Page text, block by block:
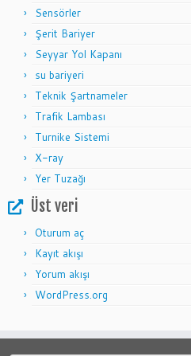
Sensörler
Şerit Bariyer
Seyyar Yol Kapanı
su bariyeri
Teknik Şartnameler
Trafik Lambası
Turnike Sistemi
X-ray
Yer Tuzağı
Üst veri
Oturum aç
Kayıt akışı
Yorum akışı
WordPress.org